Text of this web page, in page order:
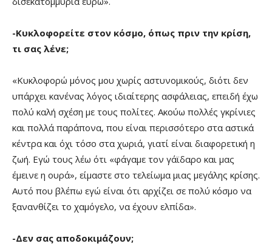
-Κυκλοφορείτε στον κόσμο, όπως πριν την κρίση,
τι σας λένε;
«Κυκλοφορώ μόνος μου χωρίς αστυνομικούς, διότι δεν
υπάρχει κανένας λόγος ιδιαίτερης ασφάλειας, επειδή έχω
πολύ καλή σχέση με τους πολίτες. Ακούω πολλές γκρίνιες
και πολλά παράπονα, που είναι περισσότερο στα αστικά
κέντρα και όχι τόσο στα χωριά, γιατί είναι διαφορετική η
ζωή. Εγώ τους λέω ότι «φάγαμε τον γάϊδαρο και μας
έμεινε η ουρά», είμαστε στο τελείωμα μιας μεγάλης κρίσης.
Αυτό που βλέπω εγώ είναι ότι αρχίζει σε πολύ κόσμο να
ξανανθίζει το χαμόγελο, να έχουν ελπίδα».
-Δεν σας αποδοκιμάζουν;